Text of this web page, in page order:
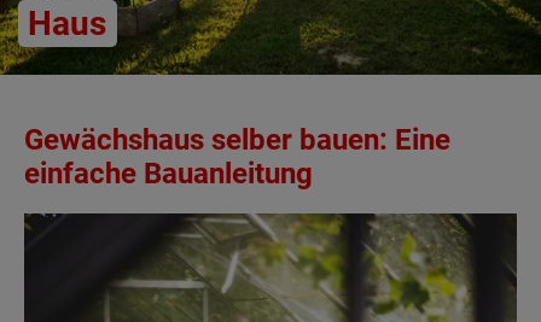
Haus
Gewächshaus selber bauen: Eine
einfache Bauanleitung